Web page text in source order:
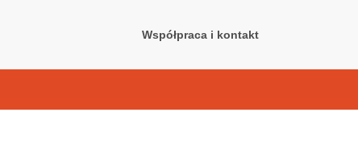
Współpraca i kontakt